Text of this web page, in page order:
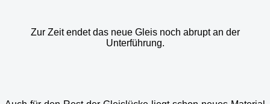
Zur Zeit endet das neue Gleis noch abrupt an der
Unterführung.